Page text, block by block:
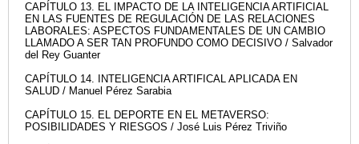
CAPÍTULO 13. EL IMPACTO DE LA INTELIGENCIA ARTIFICIAL
EN LAS FUENTES DE REGULACIÓN DE LAS RELACIONES
LABORALES: ASPECTOS FUNDAMENTALES DE UN CAMBIO
LLAMADO A SER TAN PROFUNDO COMO DECISIVO / Salvador
del Rey Guanter
CAPÍTULO 14. INTELIGENCIA ARTIFICAL APLICADA EN
SALUD / Manuel Pérez Sarabia
CAPÍTULO 15. EL DEPORTE EN EL METAVERSO:
POSIBILIDADES Y RIESGOS / José Luis Pérez Triviño